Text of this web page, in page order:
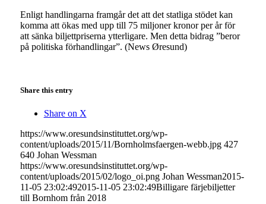
Enligt handlingarna framgår det att det statliga stödet kan
komma att ökas med upp till 75 miljoner kronor per år för
att sänka biljettpriserna ytterligare. Men detta bidrag ”beror
på politiska förhandlingar”. (News Øresund)
Share this entry
Share on X
https://www.oresundsinstituttet.org/wp-
content/uploads/2015/11/Bornholmsfaergen-webb.jpg 427
640 Johan Wessman
https://www.oresundsinstituttet.org/wp-
content/uploads/2015/02/logo_oi.png Johan Wessman2015-
11-05 23:02:492015-11-05 23:02:49Billigare färjebiljetter
till Bornhom från 2018